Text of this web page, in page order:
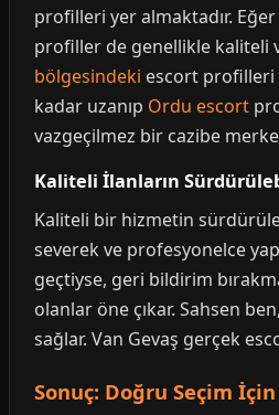
profilleri yer almaktadır.
profiller de genellikle kaliteli
bölgesindeki escort profilleri
kadar uzanıp Ordu escort
vazgeçilmez bir cazibe
Kaliteli İlanların
Kaliteli bir hizmetin
severek ve profesyonelce
geçtiyse, geri bildirim
olanlar öne çıkar. Sahsen
sağlar. Van Gevaş gerçek
Sonuç: Doğru Seçim